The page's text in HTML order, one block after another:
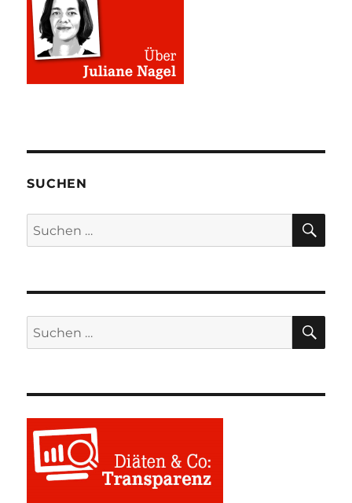
SUCHEN
Suchen
nach:
Suchen
nach: